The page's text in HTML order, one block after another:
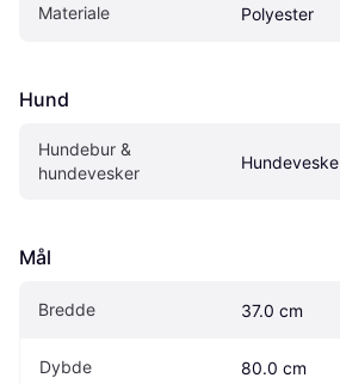
Materiale Polyester
Hund
Hundebur &
hundevesker
Hundeveske
Mål
Bredde 37.0 cm
Dybde 80.0 cm